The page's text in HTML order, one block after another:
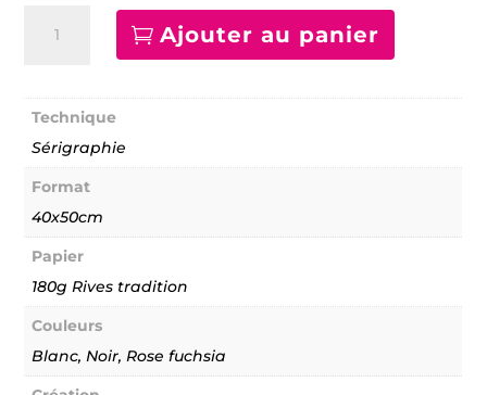
Ajouter au panier
Technique
Sérigraphie
Format
40x50cm
Papier
180g Rives tradition
Couleurs
Blanc, Noir, Rose fuchsia